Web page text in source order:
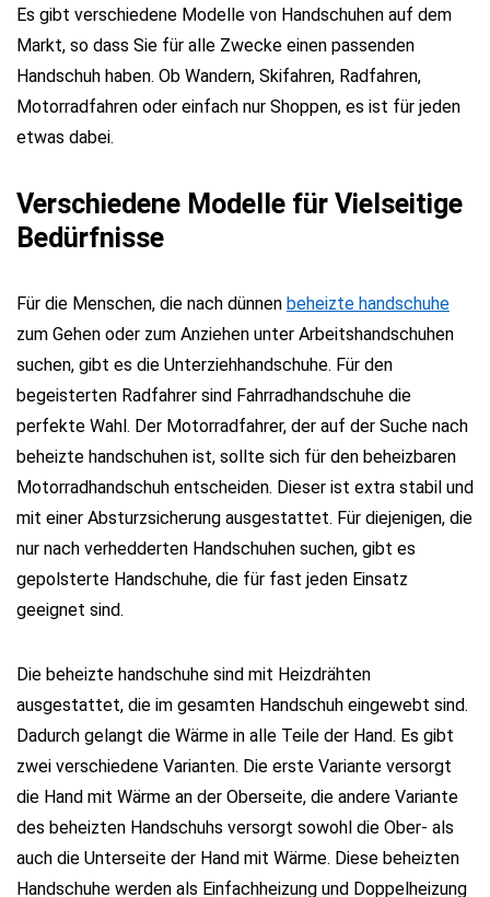
Es gibt verschiedene Modelle von Handschuhen auf dem
Markt, so dass Sie für alle Zwecke einen passenden
Handschuh haben. Ob Wandern, Skifahren, Radfahren,
Motorradfahren oder einfach nur Shoppen, es ist für jeden
etwas dabei.
Verschiedene Modelle für Vielseitige
Bedürfnisse
Für die Menschen, die nach dünnen beheizte handschuhe
zum Gehen oder zum Anziehen unter Arbeitshandschuhen
suchen, gibt es die Unterziehhandschuhe. Für den
begeisterten Radfahrer sind Fahrradhandschuhe die
perfekte Wahl. Der Motorradfahrer, der auf der Suche nach
beheizte handschuhen ist, sollte sich für den beheizbaren
Motorradhandschuh entscheiden. Dieser ist extra stabil und
mit einer Absturzsicherung ausgestattet. Für diejenigen, die
nur nach verhedderten Handschuhen suchen, gibt es
gepolsterte Handschuhe, die für fast jeden Einsatz
geeignet sind.
Die beheizte handschuhe sind mit Heizdrähten
ausgestattet, die im gesamten Handschuh eingewebt sind.
Dadurch gelangt die Wärme in alle Teile der Hand. Es gibt
zwei verschiedene Varianten. Die erste Variante versorgt
die Hand mit Wärme an der Oberseite, die andere Variante
des beheizten Handschuhs versorgt sowohl die Ober- als
auch die Unterseite der Hand mit Wärme. Diese beheizten
Handschuhe werden als Einfachheizung und Doppelheizung